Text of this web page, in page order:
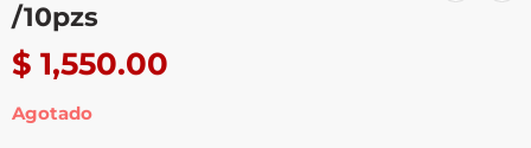
/10pzs
$ 1,550.00
Agotado